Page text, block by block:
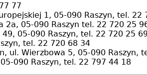
77
1, 05-090 Raszyn, tel. 22
2a, 05-090 Raszyn tel. 22 720 25
05-090 Raszyn, tel. 22 720 25 69
tel. 22 720 68 34
ul. Wierzbowa 5, 05-090 Raszyn,
090 Raszyn, tel. 22 797 44 18